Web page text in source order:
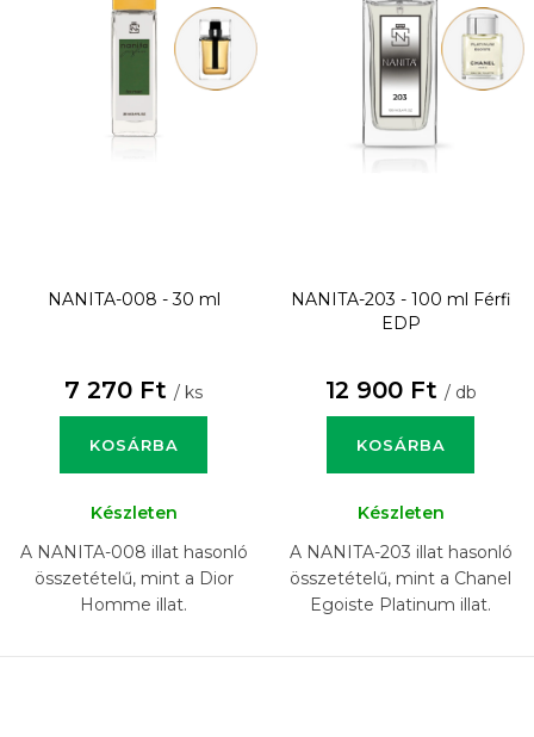
NANITA-008 - 30 ml
7 270 Ft / ks
KOSÁRBA
Készleten
A NANITA-008 illat hasonló
összetételű, mint a Dior
Homme illat.
NANITA-203 - 100 ml
Férfi
EDP
12 900 Ft / db
KOSÁRBA
Készleten
A NANITA-203 illat hasonló
összetételű, mint a Chanel
Egoiste Platinum illat.